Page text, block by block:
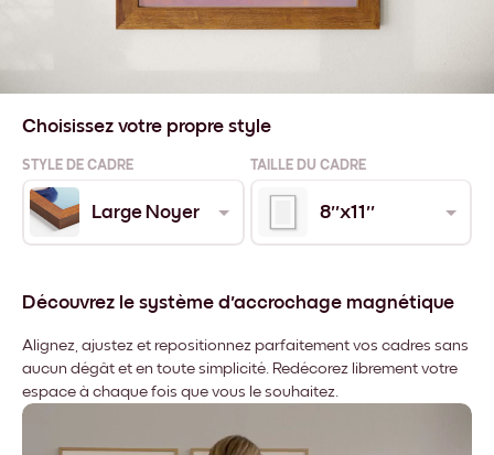
Choisissez votre propre style
STYLE DE CADRE TAILLE DU CADRE
Large Noyer 8''x11''
Découvrez le système d'accrochage magnétique
Alignez, ajustez et repositionnez parfaitement vos cadres sans
aucun dégât et en toute simplicité. Redécorez librement votre
espace à chaque fois que vous le souhaitez.